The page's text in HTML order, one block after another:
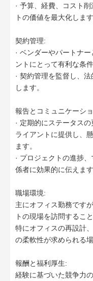
· 予算、経費、コスト
トの価値を最大化します
契約管理:
· ベンダーやパートナ
ントにとって有利な条
· 契約管理を監督し、
します。
報告とコミュニケーシ
· 定期的にステータス
ライアントに提供し、
ます。
· プロジェクトの進捗
係者に効果的に伝えま
職場環境:
主にオフィス勤務です
トの現場を訪問するこ
特にオフィスの再設計
の柔軟性が求められる
報酬と福利厚生:
経験に基づいた競争力の